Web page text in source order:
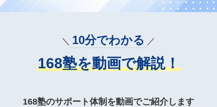
＼ 10分でわかる ／
168塾を動画で解説！
168塾のサポート体制を動画でご紹介します